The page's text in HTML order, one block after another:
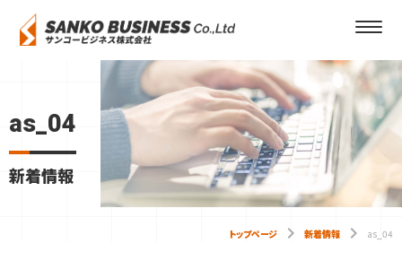
as_04
新着情報
トップページ keyboard_arrow_right 新着情報 keyboard_arrow_right as_04